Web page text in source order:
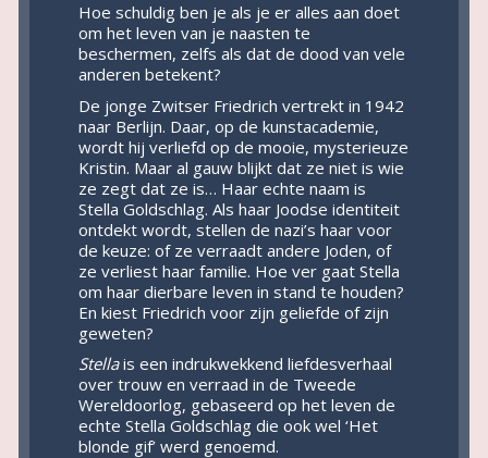
Hoe schuldig ben je als je er alles aan doet
om het leven van je naasten te
beschermen, zelfs als dat de dood van vele
anderen betekent?
De jonge Zwitser Friedrich vertrekt in 1942
naar Berlijn. Daar, op de kunstacademie,
wordt hij verliefd op de mooie, mysterieuze
Kristin. Maar al gauw blijkt dat ze niet is wie
ze zegt dat ze is… Haar echte naam is
Stella Goldschlag. Als haar Joodse identiteit
ontdekt wordt, stellen de nazi’s haar voor
de keuze: of ze verraadt andere Joden, of
ze verliest haar familie. Hoe ver gaat Stella
om haar dierbare leven in stand te houden?
En kiest Friedrich voor zijn geliefde of zijn
geweten?
Stellais een indrukwekkend liefdesverhaal
over trouw en verraad in de Tweede
Wereldoorlog, gebaseerd op het leven de
echte Stella Goldschlag die ook wel ‘Het
blonde gif’ werd genoemd.